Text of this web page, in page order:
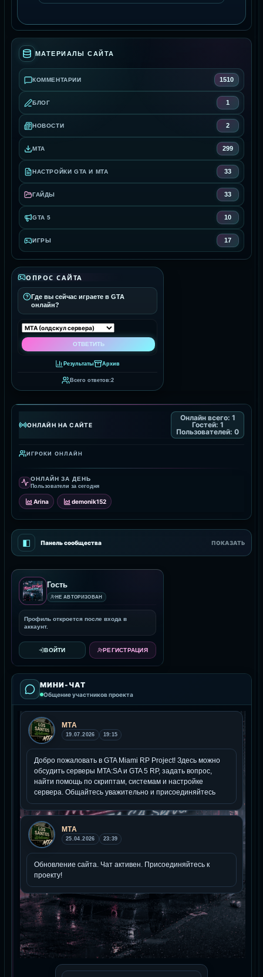
МАТЕРИАЛЫ САЙТА
КОММЕНТАРИИ 1510
БЛОГ 1
НОВОСТИ 2
MTA 299
НАСТРОЙКИ GTA И MTA 33
ГАЙДЫ 33
GTA 5 10
ИГРЫ 17
ОПРОС САЙТА
Где вы сейчас играете в GTA
онлайн?
Результаты Архив
Всего ответов:2
ОНЛАЙН НА САЙТЕ
Онлайн всего: 1
Гостей: 1
Пользователей: 0
ИГРОКИ ОНЛАЙН
ОНЛАЙН ЗА ДЕНЬ
Пользователи за сегодня
Arina demonik152
◧ Панель сообщества ПОКАЗАТЬ
Гость
НЕ АВТОРИЗОВАН
Профиль откроется после входа в
аккаунт.
ВОЙТИ РЕГИСТРАЦИЯ
МИНИ-ЧАТ
Общение участников проекта